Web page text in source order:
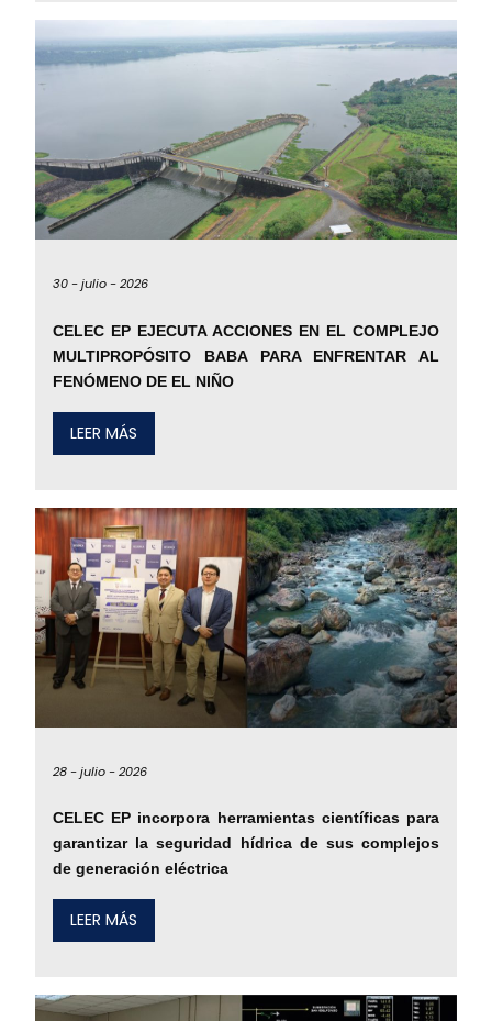
30 -julio -2026
CELEC EP EJECUTA ACCIONES EN EL COMPLEJO
MULTIPROPÓSITO BABA PARA ENFRENTAR AL
FENÓMENO DE EL NIÑO
LEER MÁS
28 -julio -2026
CELEC EP incorpora herramientas científicas para
garantizar la seguridad hídrica de sus complejos
de generación eléctrica
LEER MÁS